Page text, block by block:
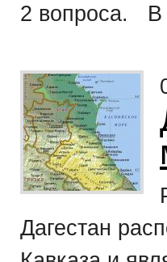
2 вопроса. В
Дагестан